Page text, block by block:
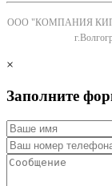
ООО "КОМПАНИЯ
×
Заполните